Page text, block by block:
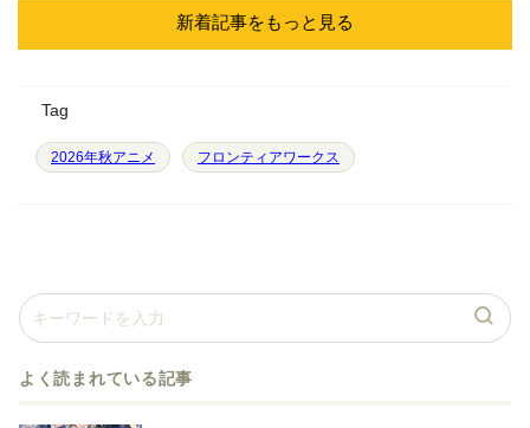
新着記事をもっと見る
Tag
2026年秋アニメ フロンティアワークス
よく読まれている記事